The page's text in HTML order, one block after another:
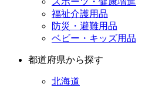
福祉介護用品
防災・避難用品
ベビー・キッズ用品
都道府県から探す
北海道